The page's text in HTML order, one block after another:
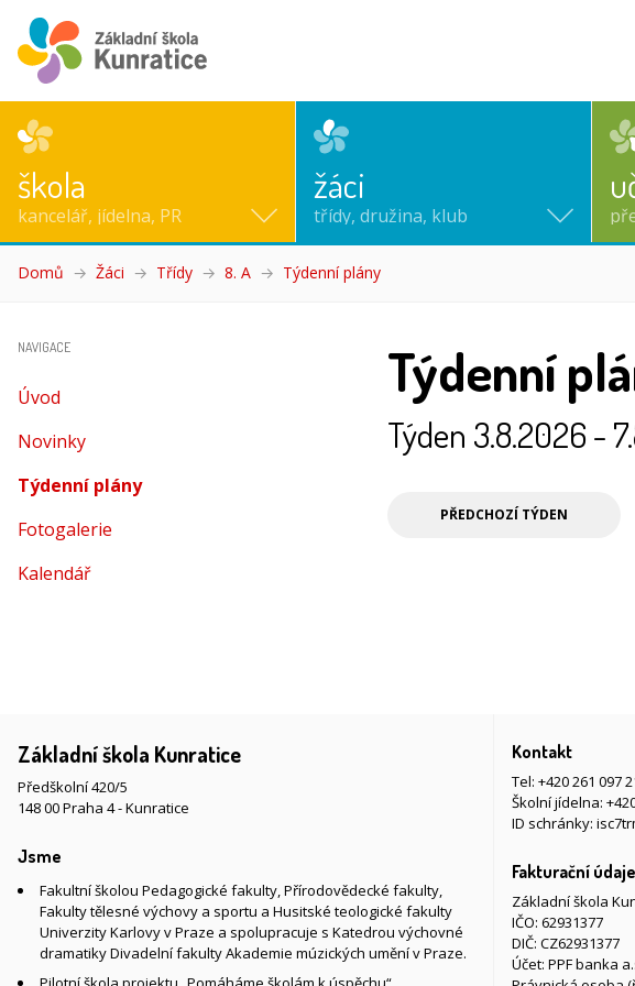
škola
kancelář, jídelna, PR
žáci
třídy, družina, klub
Domů Žáci Třídy 8. A Týdenní plány
NAVIGACE
Úvod
Novinky
Týdenní plány(aktuální)
Fotogalerie
Kalendář
Týdenní
Týden 3.8.2026 -
PŘEDCHOZÍ TÝDEN
Základní škola Kunratice
Předškolní 420/5
148 00 Praha 4 - Kunratice
Jsme
Fakultní školou Pedagogické fakulty, Přírodovědecké fakulty,
Fakulty tělesné výchovy a sportu a Husitské teologické fakulty
Univerzity Karlovy v Praze a spolupracuje s Katedrou výchovné
dramatiky Divadelní fakulty Akademie múzických umění v Praze.
Kontakt
Tel: +420 261 097
Školní jídelna:
ID schránky:
Fakturační údaje
Základní škola
IČO: 62931377
DIČ: CZ62931377
Účet: PPF banka